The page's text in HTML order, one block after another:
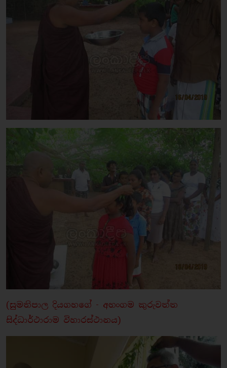
(සුමතිපාල දියගහගේ - අහංගම කුරුවත්ත
සිද්ධාර්ථාරාම විහාරස්ථානය)